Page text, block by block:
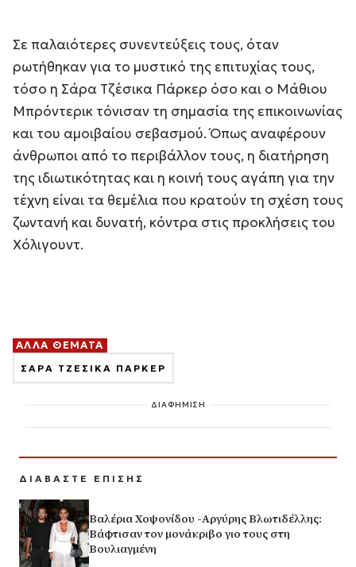
Σε παλαιότερες συνεντεύξεις τους, όταν
ρωτήθηκαν για το μυστικό της επιτυχίας τους,
τόσο η Σάρα Τζέσικα Πάρκερ όσο και ο Μάθιου
Μπρόντερικ τόνισαν τη σημασία της επικοινωνίας
και του αμοιβαίου σεβασμού. Όπως αναφέρουν
άνθρωποι από το περιβάλλον τους, η διατήρηση
της ιδιωτικότητας και η κοινή τους αγάπη για την
τέχνη είναι τα θεμέλια που κρατούν τη σχέση τους
ζωντανή και δυνατή, κόντρα στις προκλήσεις του
Χόλιγουντ.
ΑΛΛΑ ΘΕΜΑΤΑ
ΣΑΡΑ ΤΖΕΣΙΚΑ ΠΑΡΚΕΡ
ΔΙΑΦΗΜΙΣΗ
ΔΙΑΒΑΣΤΕ ΕΠΙΣΗΣ
Βαλέρια Χοψονίδου -Αργύρης Βλωτιδέλλης:
Βάφτισαν τον μονάκριβο γιο τους στη
Βουλιαγμένη